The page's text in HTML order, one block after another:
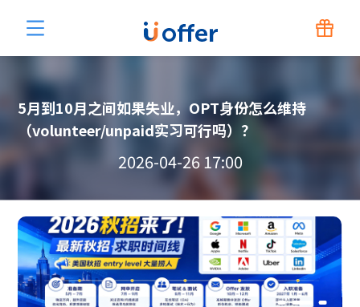
5月到10月之间如果失业，OPT身份怎么维持
（volunteer/unpaid实习可行吗）？
2026-04-26 17:00